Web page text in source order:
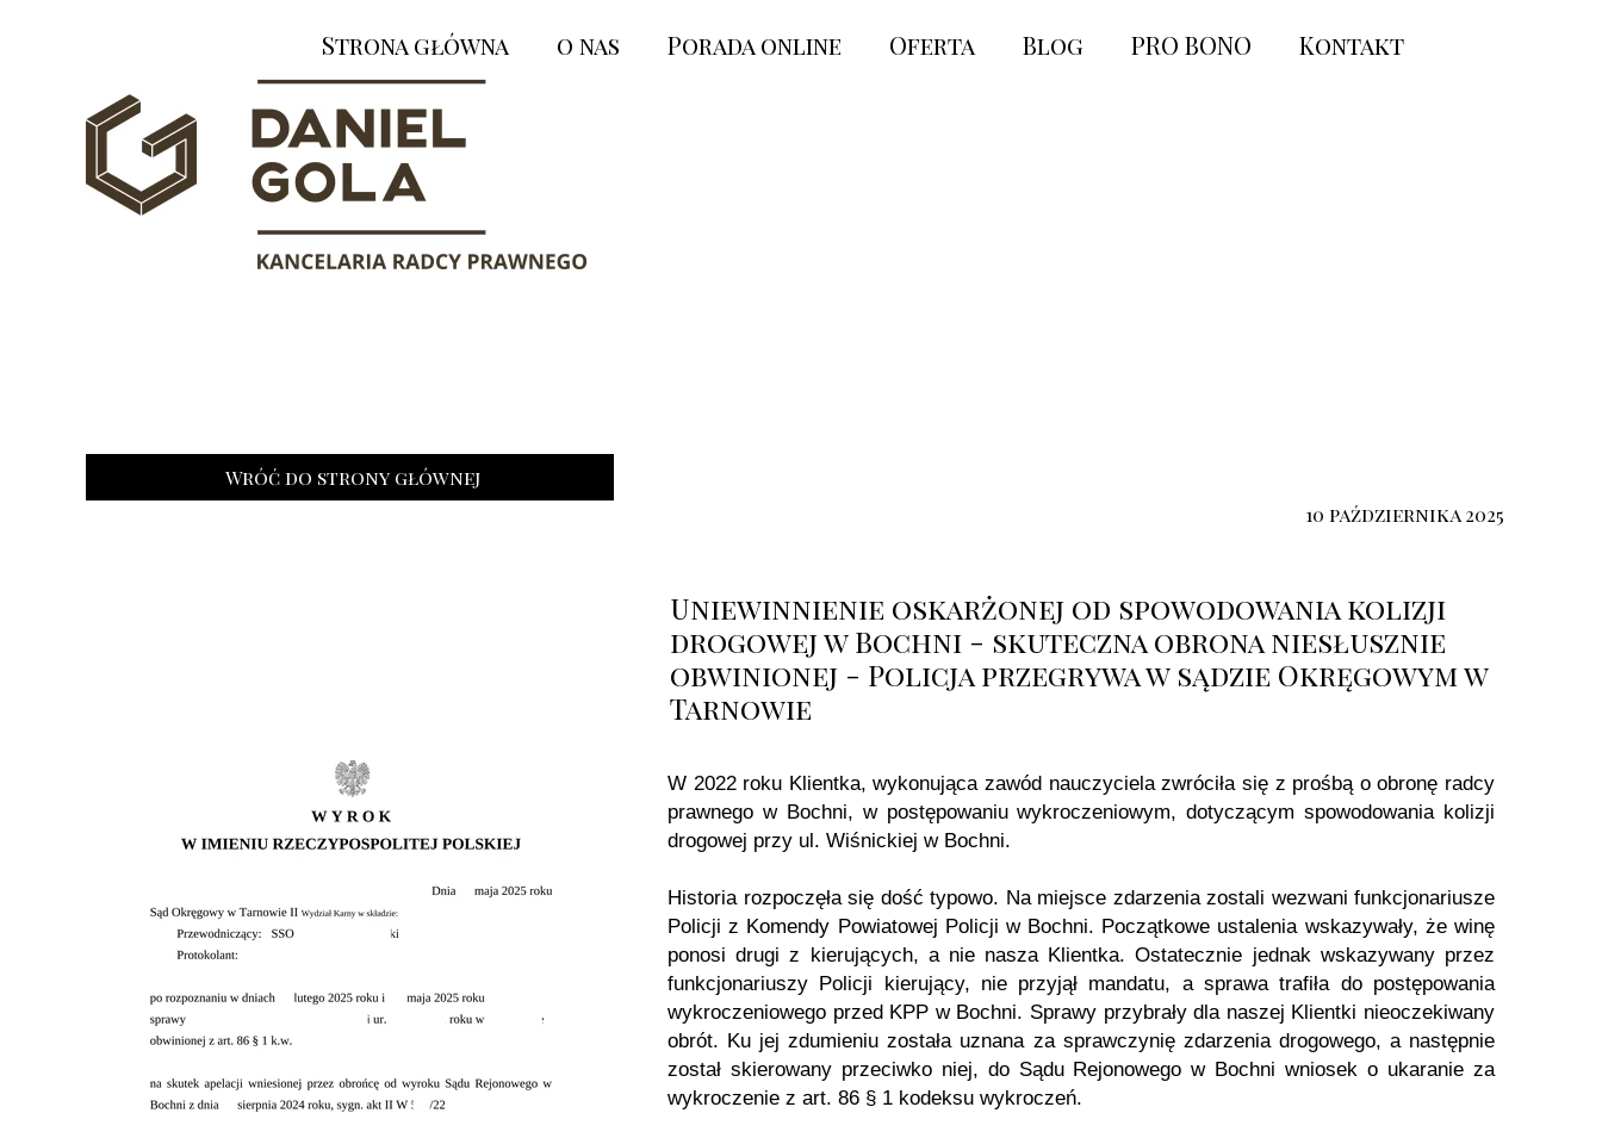
10 października 2025
Wróć do strony głównej
W 2022 roku Klientka, wykonująca zawód nauczyciela zwróciła się z prośbą o obronę radcy
prawnego w Bochni, w postępowaniu wykroczeniowym, dotyczącym spowodowania kolizji
drogowej przy ul. Wiśnickiej w Bochni.
Historia rozpoczęła się dość typowo. Na miejsce zdarzenia zostali wezwani funkcjonariusze
Policji z Komendy Powiatowej Policji w Bochni. Początkowe ustalenia wskazywały, że winę
ponosi drugi z kierujących, a nie nasza Klientka. Ostatecznie jednak wskazywany przez
funkcjonariuszy Policji kierujący, nie przyjął mandatu, a sprawa trafiła do postępowania
wykroczeniowego przed KPP w Bochni. Sprawy przybrały dla naszej Klientki nieoczekiwany
obrót. Ku jej zdumieniu została uznana za sprawczynię zdarzenia drogowego, a następnie
został skierowany przeciwko niej, do Sądu Rejonowego w Bochni wniosek o ukaranie za
wykroczenie z art. 86 § 1 kodeksu wykroczeń.
Uniewinnienie oskarżonej od spowodowania kolizji
drogowej w Bochni - skuteczna obrona niesłusznie
obwinionej - Policja przegrywa w sądzie Okręgowym w
Tarnowie
Strona główna o nas Porada online Oferta Blog PRO BONO Kontakt